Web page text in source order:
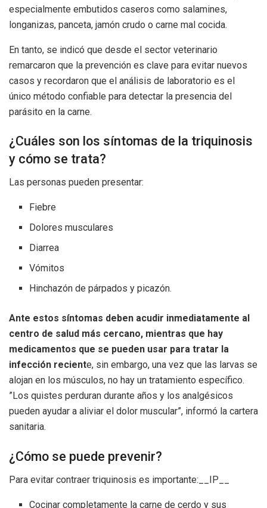
especialmente embutidos caseros como salamines,
longanizas, panceta, jamón crudo o carne mal cocida.
En tanto, se indicó que desde el sector veterinario
remarcaron que la prevención es clave para evitar nuevos
casos y recordaron que el análisis de laboratorio es el
único método confiable para detectar la presencia del
parásito en la carne.
¿Cuáles son los síntomas de la triquinosis
y cómo se trata?
Las personas pueden presentar:
Fiebre
Dolores musculares
Diarrea
Vómitos
Hinchazón de párpados y picazón.
Ante estos síntomas deben acudir inmediatamente al
centro de salud más cercano, mientras que hay
medicamentos que se pueden usar para tratar la
infección reciente, sin embargo, una vez que las larvas se
alojan en los músculos, no hay un tratamiento específico.
”Los quistes perduran durante años y los analgésicos
pueden ayudar a aliviar el dolor muscular”, informó la cartera
sanitaria.
¿Cómo se puede prevenir?
Para evitar contraer triquinosis es importante:__IP__
Cocinar completamente la carne de cerdo y sus